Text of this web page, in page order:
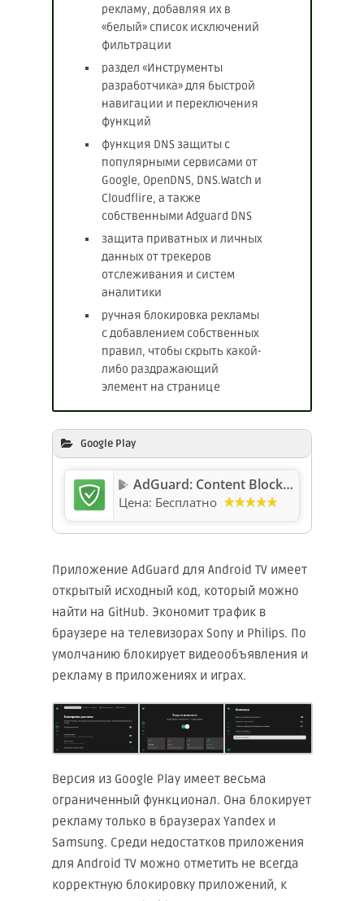
рекламу, добавляя их в
«белый» список исключений
фильтрации
раздел «Инструменты
разработчика» для быстрой
навигации и переключения
функций
функция DNS защиты с
популярными сервисами от
Google, OpenDNS, DNS.Watch и
Cloudflire, а также
собственными Adguard DNS
защита приватных и личных
данных от трекеров
отслеживания и систем
аналитики
ручная блокировка рекламы
с добавлением собственных
правил, чтобы скрыть какой-
либо раздражающий
элемент на странице
Google Play
AdGuard: Content Blocker
Цена: Бесплатно
Приложение AdGuard для Android TV имеет
открытый исходный код, который можно
найти на GitHub. Экономит трафик в
браузере на телевизорах Sony и Philips. По
умолчанию блокирует видеообъявления и
рекламу в приложениях и играх.
Версия из Google Play имеет весьма
ограниченный функционал. Она блокирует
рекламу только в браузерах Yandex и
Samsung. Среди недостатков приложения
для Android TV можно отметить не всегда
корректную блокировку приложений, к